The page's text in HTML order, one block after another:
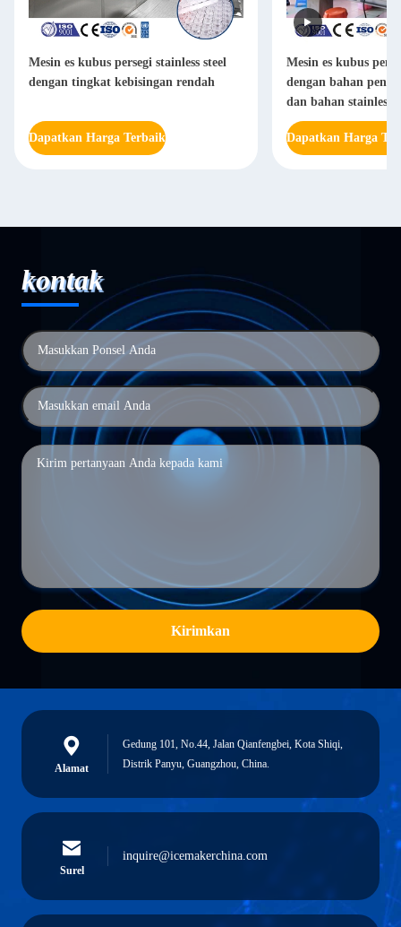
Mesin es kubus persegi stainless steel
dengan tingkat kebisingan rendah
Dapatkan Harga Terbaik
Mesin es kubus
dengan bahan
dan bahan stainless
Dapatkan Harga
kontak
Kirimkan
Alamat
Gedung 101, No.44, Jalan Qianfengbei, Kota Shiqi,
Distrik Panyu, Guangzhou, China.
Surel
inquire@icemakerchina.com